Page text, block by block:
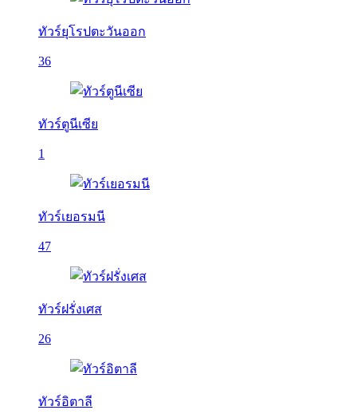
ทัวร์ยุโรปตะวันออก
36
ทัวร์ตูนีเซีย
1
ทัวร์เยอรมนี
47
ทัวร์ฝรั่งเศส
26
ทัวร์อิตาลี